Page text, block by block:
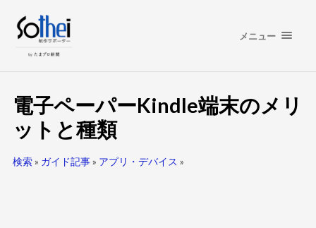
メニュー
電子ペーパーKindle端末のメリ
ットと種類
検索» ガイド記事» アプリ・デバイス »